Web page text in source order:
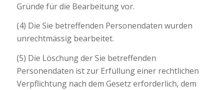
Gründe für die Bearbeitung vor.
(4) Die Sie betreffenden Personendaten wurden
unrechtmässig bearbeitet.
(5) Die Löschung der Sie betreffenden
Personendaten ist zur Erfüllung einer rechtlichen
Verpflichtung nach dem Gesetz erforderlich, dem